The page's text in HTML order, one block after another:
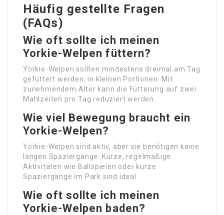
Häufig gestellte Fragen
(FAQs)
Wie oft sollte ich meinen
Yorkie-Welpen füttern?
Yorkie-Welpen sollten mindestens dreimal am Tag
gefüttert werden, in kleinen Portionen. Mit
zunehmendem Alter kann die Fütterung auf zwei
Mahlzeiten pro Tag reduziert werden.
Wie viel Bewegung braucht ein
Yorkie-Welpen?
Yorkie-Welpen sind aktiv, aber sie benötigen keine
langen Spaziergänge. Kurze, regelmäßige
Aktivitäten wie Ballspielen oder kurze
Spaziergänge im Park sind ideal.
Wie oft sollte ich meinen
Yorkie-Welpen baden?